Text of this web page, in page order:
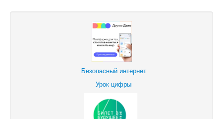
Безопасный интернет
Урок цифры